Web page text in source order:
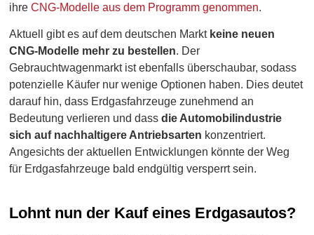
ihreCNG-Modelle aus dem Programm genommen.
Aktuell gibt es auf dem deutschen Markt keine neuen
CNG-Modelle mehr zu bestellen. Der
Gebrauchtwagenmarkt ist ebenfalls überschaubar, sodass
potenzielle Käufer nur wenige Optionen haben. Dies deutet
darauf hin, dass Erdgasfahrzeuge zunehmend an
Bedeutung verlieren und dassdie Automobilindustrie
sich auf nachhaltigere Antriebsarten konzentriert.
Angesichts der aktuellen Entwicklungen könnte der Weg
für Erdgasfahrzeuge bald endgültig versperrt sein.
Lohnt nun der Kauf eines Erdgasautos?